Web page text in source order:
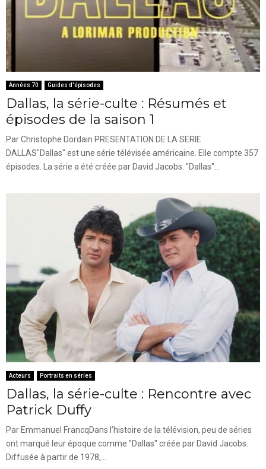
Années 70 Guides d'épisodes
Dallas, la série-culte : Résumés et
épisodes de la saison 1
Par Christophe Dordain PRESENTATION DE LA SERIE
DALLAS"Dallas" est une série télévisée américaine. Elle compte 357
épisodes. La série a été créée par David Jacobs. "Dallas"...
Acteurs Portraits en séries
Dallas, la série-culte : Rencontre avec
Patrick Duffy
Par Emmanuel FrancqDans l’histoire de la télévision, peu de séries
ont marqué leur époque comme "Dallas" créée par David Jacobs.
Diffusée à partir de 1978,...